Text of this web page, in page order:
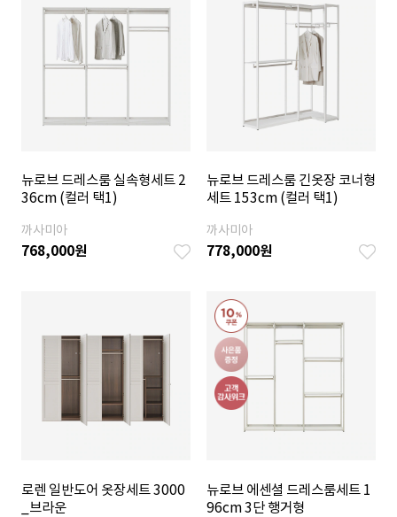
뉴로브 드레스룸 실속형세트 2
36cm (컬러 택1)
까사미아
768,000원
뉴로브 드레스룸 긴옷장 코너형
세트 153cm (컬러 택1)
까사미아
778,000원
로렌 일반도어 옷장세트 3000
_브라운
뉴로브 에센셜 드레스룸세트 1
96cm 3단 행거형